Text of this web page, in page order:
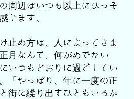
周辺はいつも以上にひっそ
じます。
止め方は、人によってさま
月なんて、何がめでたい
いつもどおりに過ごしてい
「やっぱり、年に一度の正
街に繰り出すひともいるか